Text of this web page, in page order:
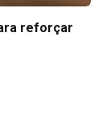
reforçar